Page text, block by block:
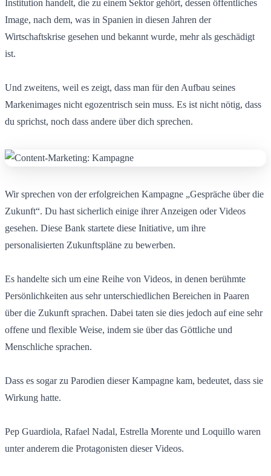
Institution handelt, die zu einem Sektor gehört, dessen öffentliches
Image, nach dem, was in Spanien in diesen Jahren der
Wirtschaftskrise gesehen und bekannt wurde, mehr als geschädigt
ist.
Und zweitens, weil es zeigt, dass man für den Aufbau seines
Markenimages nicht egozentrisch sein muss. Es ist nicht nötig, dass
du sprichst, noch dass andere über dich sprechen.
Wir sprechen von der erfolgreichen Kampagne „Gespräche über die
Zukunft“. Du hast sicherlich einige ihrer Anzeigen oder Videos
gesehen. Diese Bank startete diese Initiative, um ihre
personalisierten Zukunftspläne zu bewerben.
Es handelte sich um eine Reihe von Videos, in denen berühmte
Persönlichkeiten aus sehr unterschiedlichen Bereichen in Paaren
über die Zukunft sprachen. Dabei taten sie dies jedoch auf eine sehr
offene und flexible Weise, indem sie über das Göttliche und
Menschliche sprachen.
Dass es sogar zu Parodien dieser Kampagne kam, bedeutet, dass sie
Wirkung hatte.
Pep Guardiola, Rafael Nadal, Estrella Morente und Loquillo waren
unter anderem die Protagonisten dieser Videos.